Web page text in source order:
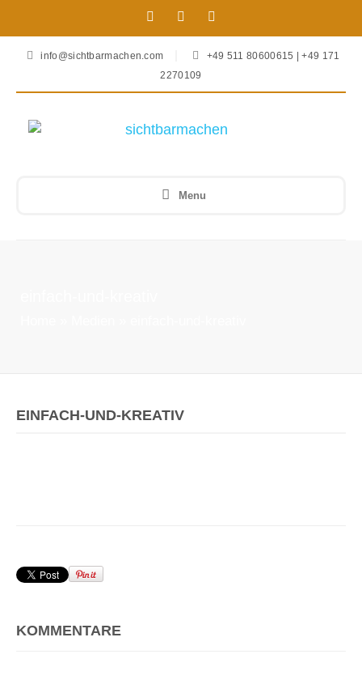
info@sichtbarmachen.com
+49 511 80600615 | +49 171
2270109
Menu
EINFACH-UND-KREATIV
KOMMENTARE